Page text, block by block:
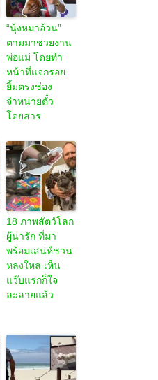
“นุ้งหมาอ้วน”
ตามมาช่วยงาน
พ่อแม่ โดยทำ
หน้าที่แจกรอย
ยิ้มตรงช่อง
จำหน่ายตั๋ว
โดยสาร
18 ภาพสัตว์โลก
ผู้น่ารัก ที่มา
พร้อมเสน่ห์ชวน
หลงใหล เห็น
แว๊บแรกก็ใจ
ละลายแล้ว